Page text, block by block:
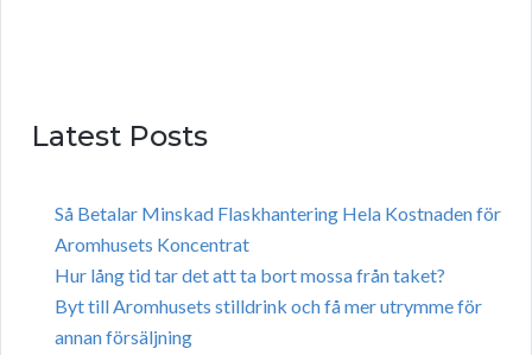
Latest Posts
Så Betalar Minskad Flaskhantering Hela Kostnaden för
Aromhusets Koncentrat
Hur lång tid tar det att ta bort mossa från taket?
Byt till Aromhusets stilldrink och få mer utrymme för
annan försäljning